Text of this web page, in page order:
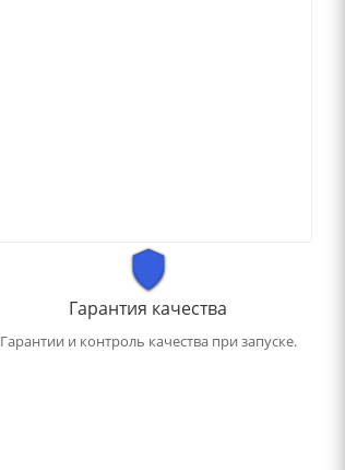
Гарантия качества
Гарантии и контроль качества при запуске.